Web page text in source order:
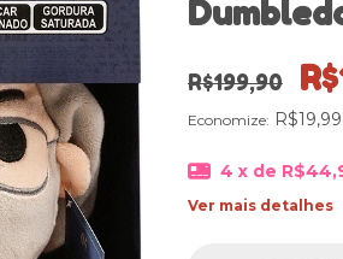
R$199,90
Economize: R$19,99
4 x de
Ver mais detalhes